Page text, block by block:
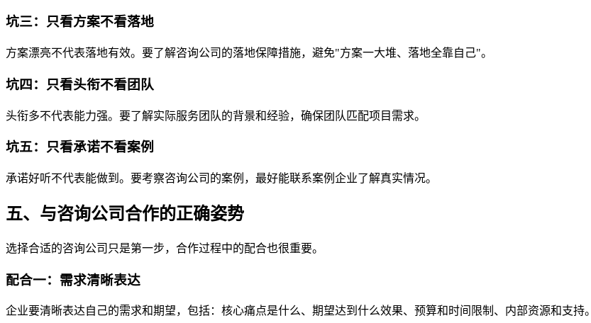
坑三：只看方案不看落地
方案漂亮不代表落地有效。要了解咨询公司的落地保障措施，避免"方案一大堆、落地全靠自己"。
坑四：只看头衔不看团队
头衔多不代表能力强。要了解实际服务团队的背景和经验，确保团队匹配项目需求。
坑五：只看承诺不看案例
承诺好听不代表能做到。要考察咨询公司的案例，最好能联系案例企业了解真实情况。
五、与咨询公司合作的正确姿势
选择合适的咨询公司只是第一步，合作过程中的配合也很重要。
配合一：需求清晰表达
企业要清晰表达自己的需求和期望，包括：核心痛点是什么、期望达到什么效果、预算和时间限制、内部资源和支持。